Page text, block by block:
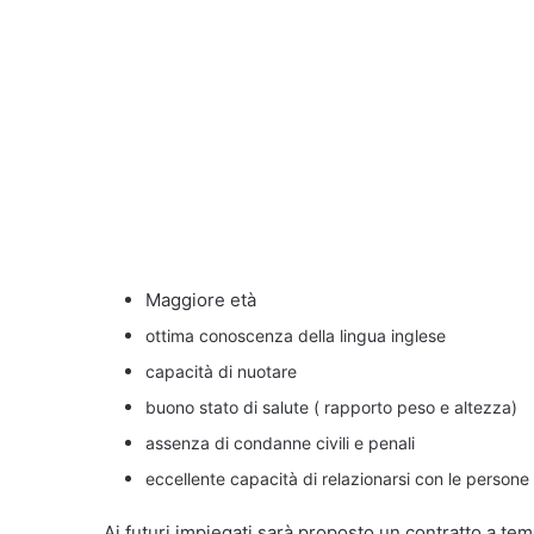
Maggiore età
ottima conoscenza della lingua inglese
capacità di nuotare
buono stato di salute ( rapporto peso e altezza)
assenza di condanne civili e penali
eccellente capacità di relazionarsi con le persone